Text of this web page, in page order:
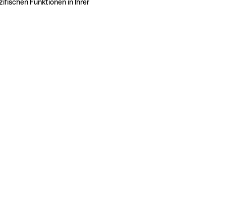
Funktionen in Ihrer